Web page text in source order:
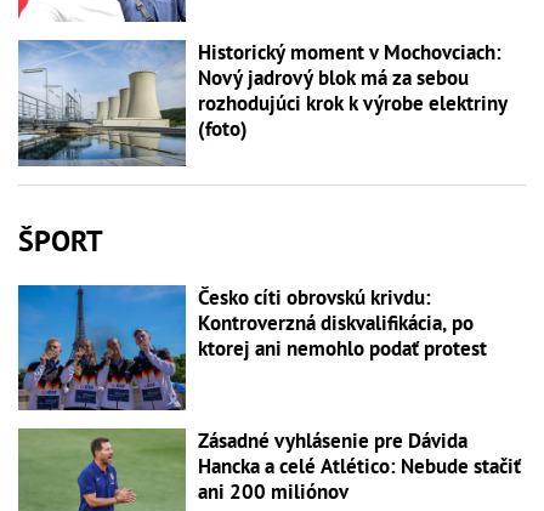
Historický moment v Mochovciach:
Nový jadrový blok má za sebou
rozhodujúci krok k výrobe elektriny
(foto)
ŠPORT
Česko cíti obrovskú krivdu:
Kontroverzná diskvalifikácia, po
ktorej ani nemohlo podať protest
Zásadné vyhlásenie pre Dávida
Hancka a celé Atlético: Nebude stačiť
ani 200 miliónov